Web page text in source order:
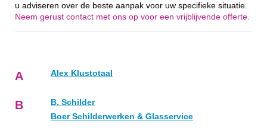
u adviseren over de beste aanpak voor uw specifieke situatie.
Neem gerust contact met ons op voor een vrijblijvende offerte.
A Alex Klustotaal
B
B. Schilder
Boer Schilderwerken & Glasservice